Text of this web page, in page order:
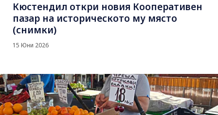
Кюстендил откри новия Кооперативен
пазар на историческото му място
(снимки)
15 Юни 2026